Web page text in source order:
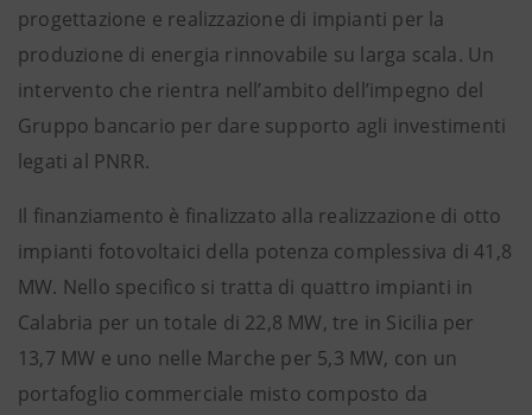
progettazione e realizzazione di impianti per la
produzione di energia rinnovabile su larga scala. Un
intervento che rientra nell’ambito dell’impegno del
Gruppo bancario per dare supporto agli investimenti
legati al PNRR.
Il finanziamento è finalizzato alla realizzazione di otto
impianti fotovoltaici della potenza complessiva di 41,8
MW. Nello specifico si tratta di quattro impianti in
Calabria per un totale di 22,8 MW, tre in Sicilia per
13,7 MW e uno nelle Marche per 5,3 MW, con un
portafoglio commerciale misto composto da